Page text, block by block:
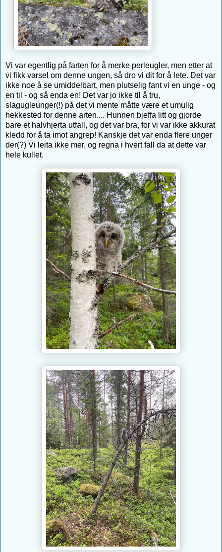
Vi var egentlig på farten for å merke perleugler, men etter at
vi fikk varsel om denne ungen, så dro vi dit for å lete. Det var
ikke noe å se umiddelbart, men plutselig fant vi en unge - og
en til - og så enda en! Det var jo ikke til å tru,
slagugleunger(!) på det vi mente måtte være et umulig
hekkested for denne arten.... Hunnen bjeffa litt og gjorde
bare et halvhjerta utfall, og det var bra, for vi var ikke akkurat
kledd for å ta imot angrep! Kanskje det var enda flere unger
der(?) Vi leita ikke mer, og regna i hvert fall da at dette var
hele kullet.